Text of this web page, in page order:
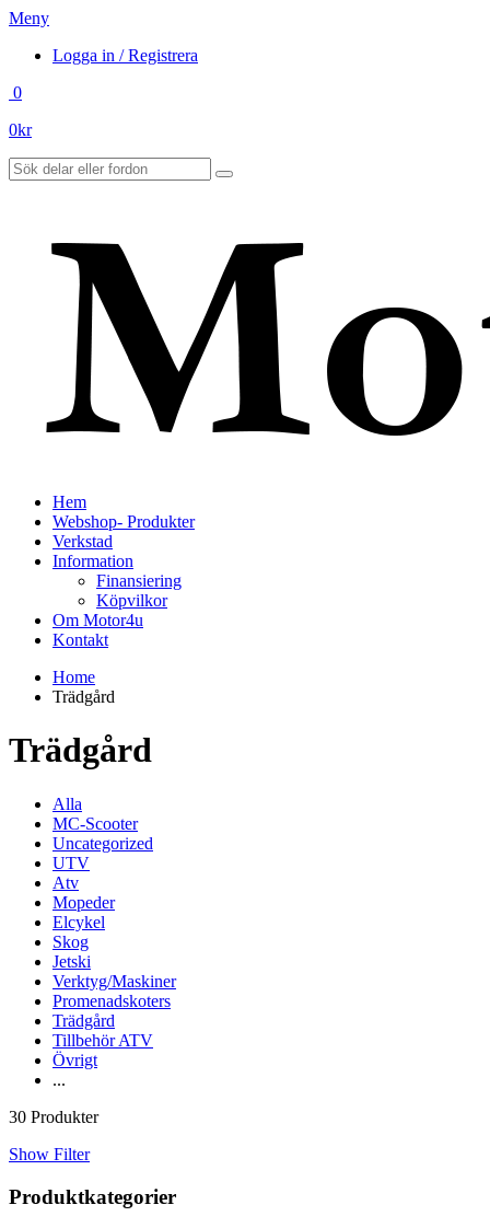
Meny
Logga in / Registrera
0
0kr
Hem
Webshop- Produkter
Verkstad
Information
Finansiering
Köpvilkor
Om Motor4u
Kontakt
Home
Trädgård
Trädgård
Alla
MC-Scooter
Uncategorized
UTV
Atv
Mopeder
Elcykel
Skog
Jetski
Verktyg/Maskiner
Promenadskoters
Trädgård
Tillbehör ATV
Övrigt
...
30 Produkter
Show Filter
Produktkategorier